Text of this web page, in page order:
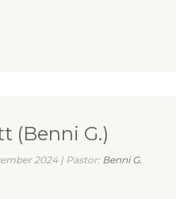
(Benni G.)
2024 | Pastor: Benni G.